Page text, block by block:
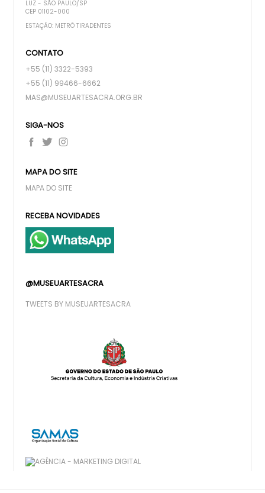
LUZ - SÃO PAULO/SP
CEP 01102-000
ESTAÇÃO: METRÔ TIRADENTES
CONTATO
+55 (11) 3322-5393
+55 (11) 99466-6662
MAS@MUSEUARTESACRA.ORG.BR
SIGA-NOS
MAPA DO SITE
MAPA DO SITE
RECEBA NOVIDADES
@MUSEUARTESACRA
TWEETS BY MUSEUARTESACRA